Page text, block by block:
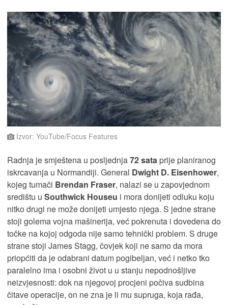
Izvor: YouTube/Focus Features
Radnja je smještena u posljednja72 sata prije planiranog
iskrcavanja u Normandiji. General Dwight D. Eisenhower,
kojeg tumači Brendan Fraser, nalazi se u zapovjednom
središtu u Southwick Houseu i mora donijeti odluku koju
nitko drugi ne može donijeti umjesto njega. S jedne strane
stoji golema vojna mašinerija, već pokrenuta i dovedena do
točke na kojoj odgoda nije samo tehnički problem. S druge
strane stoji James Stagg, čovjek koji ne samo da mora
priopćiti da je odabrani datum pogibeljan, već i netko tko
paralelno ima i osobni život u u stanju nepodnošljive
neizvjesnosti: dok na njegovoj procjeni počiva sudbina
čitave operacije, on ne zna je li mu supruga, koja rađa,